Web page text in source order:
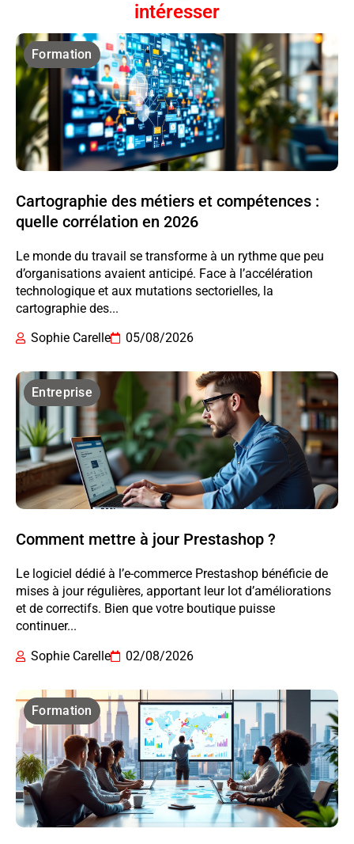
intéresser
Formation
Cartographie des métiers et compétences :
quelle corrélation en 2026
Le monde du travail se transforme à un rythme que peu
d’organisations avaient anticipé. Face à l’accélération
technologique et aux mutations sectorielles, la
cartographie des...
Sophie Carelle
05/08/2026
Entreprise
Comment mettre à jour Prestashop ?
Le logiciel dédié à l’e-commerce Prestashop bénéficie de
mises à jour régulières, apportant leur lot d’améliorations
et de correctifs. Bien que votre boutique puisse
continuer...
Sophie Carelle
02/08/2026
Formation